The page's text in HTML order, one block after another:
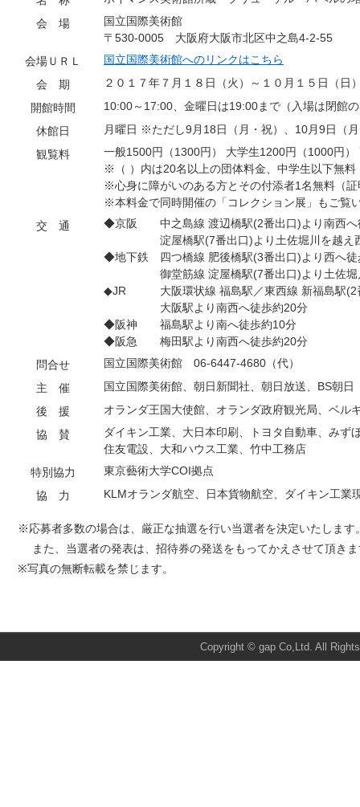
会 場
国立国際美術館
〒530-0005 大阪府大阪市北区中之島4-2-55
会場ＵＲＬ
国立国際美術館へのリンクはこちら
会 期
２０１７年７月１８日（火）～１０月１５日（日
開館時間
10:00～17:00、金曜日は19:00まで（入場は閉館
休館日
月曜日 ※ただし9月18日（月・祝）、10月9日（
観覧料
一般1500円（1300円） 大学生1200円（1000円
※（ ）内は20名以上の団体料金、中学生以下無料
※心身に障がいのある方とその付添者1名無料（
※本料金で同時開催の「コレクション展」もご覧
交 通
◆京阪 中之島線 渡辺橋駅(2番出口)より南西へ
淀屋橋駅(7番出口)より土佐堀川を越え西
◆地下鉄 四つ橋線 肥後橋駅(3番出口)より西へ徒
御堂筋線 淀屋橋駅(7番出口)より土佐堀川
◆JR 大阪環状線 福島駅／東西線 新福島駅(2
大阪駅より南西へ徒歩約20分
◆阪神 福島駅より南へ徒歩約10分
◆阪急 梅田駅より南西へ徒歩約20分
問合せ
国立国際美術館 06-6447-4680（代）
主 催
国立国際美術館、朝日新聞社、朝日放送、BS朝日
後 援
オランダ王国大使館、オランダ政府観光局、ベル
協 賛
ダイキン工業、大日本印刷、トヨタ自動車、みず
住友電設、大和ハウス工業、竹中工務店
特別協力
東京藝術大学COI拠点
協 力
KLMオランダ航空、日本貨物航空、ダイキン工業
※応募者多数の場合は、厳正な抽選を行い当選者を決定いたします
また、当選者の発表は、招待券の発送をもってかえさせて頂き
※写真の無断転載を禁じます。
Copyright © gap Co,Ltd. All